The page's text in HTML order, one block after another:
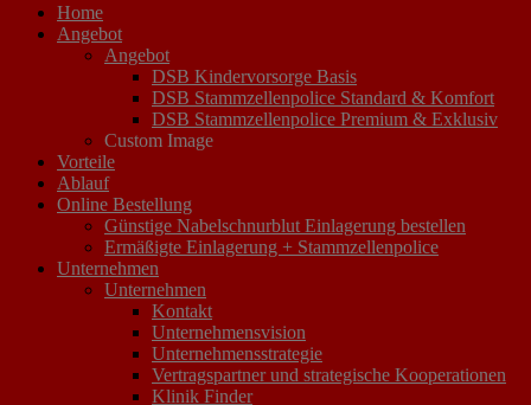
Home
Angebot
Angebot
DSB Kindervorsorge Basis
DSB Stammzellenpolice Standard & Komfort
DSB Stammzellenpolice Premium & Exklusiv
Custom Image
Vorteile
Ablauf
Online Bestellung
Günstige Nabelschnurblut Einlagerung bestellen
Ermäßigte Einlagerung + Stammzellenpolice
Unternehmen
Unternehmen
Kontakt
Unternehmensvision
Unternehmensstrategie
Vertragspartner und strategische Kooperationen
Klinik Finder